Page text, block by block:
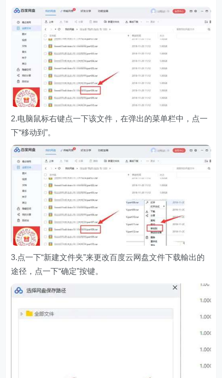
2.电脑鼠标右键点一下该文件，在弹出的菜单栏中，点一
下“移动到”。
3.点一下“新建文件夹”来更改百度云网盘文件下载輸出的
途径，点一下“确定”按键。